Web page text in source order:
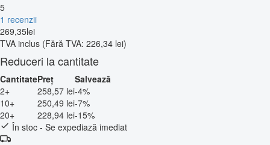
5
1 recenzii
269,35lei
TVA inclus (Fără TVA: 226,34 lei)
Reduceri la cantitate
CantitatePreț
Salvează
2+
258,57 lei-4%
10+
250,49 lei-7%
20+
228,94 lei-15%
În stoc - Se expediază imediat